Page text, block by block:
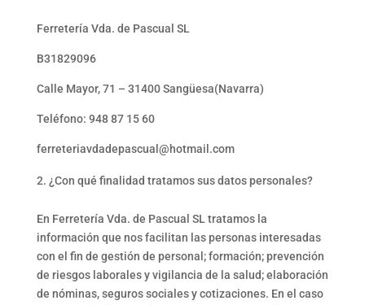
Ferretería Vda. de Pascual SL
B31829096
Calle Mayor, 71 – 31400 Sangüesa(Navarra)
Teléfono: 948 87 15 60
ferreteriavdadepascual@hotmail.com
¿Con qué finalidad tratamos sus datos personales?
En Ferretería Vda. de Pascual SL tratamos la
información que nos facilitan las personas interesadas
con el fin de gestión de personal; formación; prevención
de riesgos laborales y vigilancia de la salud; elaboración
de nóminas, seguros sociales y cotizaciones. En el caso